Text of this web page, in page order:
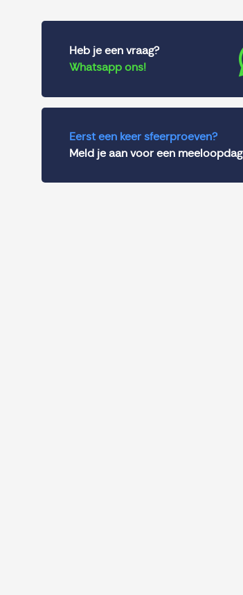
Heb je een vraag?
Whatsapp ons!
Eerst een keer sfeerproeven?
Meld je aan voor een meeloopdag